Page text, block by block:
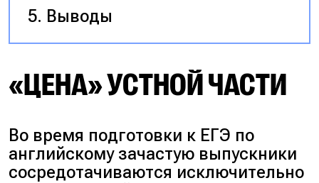
Выводы
«ЦЕНА» УСТНОЙ ЧАСТИ
Во время подготовки к ЕГЭ по
английскому зачастую выпускники
сосредотачиваются исключительно